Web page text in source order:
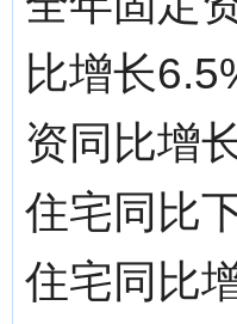
比增长
资同比增
住宅同比
住宅同比